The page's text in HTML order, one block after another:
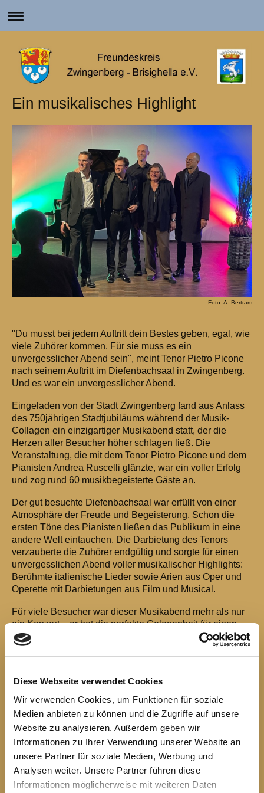
Diese Webseite verwendet Cookies
Wir verwenden Cookies, um Funktionen für soziale
Medien anbieten zu können und die Zugriffe auf unsere
Website zu analysieren. Außerdem geben wir
Informationen zu Ihrer Verwendung unserer Website an
unsere Partner für soziale Medien, Werbung und
Analysen weiter. Unsere Partner führen diese
Informationen möglicherweise mit weiteren Daten
Ein musikalisches Highlight
Foto: A. Bertram
"Du musst bei jedem Auftritt dein Bestes geben, egal, wie
viele Zuhörer kommen. Für sie muss es ein
unvergesslicher Abend sein", meint Tenor Pietro Picone
nach seinem Auftritt im Diefenbachsaal in Zwingenberg.
Und es war ein unvergesslicher Abend.
Eingeladen von der Stadt Zwingenberg fand aus Anlass
des 750jährigen Stadtjubiläums während der Musik-
Collagen ein einzigartiger Musikabend statt, der die
Herzen aller Besucher höher schlagen ließ. Die
Veranstaltung, die mit dem Tenor Pietro Picone und dem
Pianisten Andrea Ruscelli glänzte, war ein voller Erfolg
und zog rund 60 musikbegeisterte Gäste an.
Der gut besuchte Diefenbachsaal war erfüllt von einer
Atmosphäre der Freude und Begeisterung. Schon die
ersten Töne des Pianisten ließen das Publikum in eine
andere Welt eintauchen. Die Darbietung des Tenors
verzauberte die Zuhörer endgültig und sorgte für einen
unvergesslichen Abend voller musikalischer Highlights:
Berühmte italienische Lieder sowie Arien aus Oper und
Operette mit Darbietungen aus Film und Musical.
Für viele Besucher war dieser Musikabend mehr als nur
ein Konzert – er bot die perfekte Gelegenheit für einen
gemeinsamen Ausflug in die Welt der Oper, die alle Sinne
ansprach und für zahlreiche strahlende Gesichter sorgte.
Doch nicht nur die Musik stand im Mittelpunkt des
Aufenthalts von Picone und Ruscelli. Kommen beide
doch aus der Nähe Brisighellas. So war es
selbstverständlich, dass der Freundeskreis die Gäste
betreute. Ob es das anschließende Abendessen im
Restaurant “Bunter Löwe” oder der Ausflug ins
benachbarte Fürstenlager mit anschließender Führung
durch Zwingenberg war, die Begeisterung lag diesmal auf